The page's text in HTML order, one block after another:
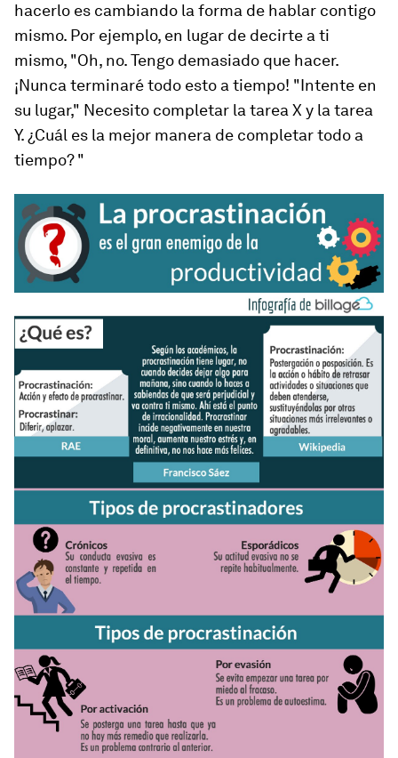
hacerlo es cambiando la forma de hablar contigo
mismo. Por ejemplo, en lugar de decirte a ti
mismo, "Oh, no. Tengo demasiado que hacer.
¡Nunca terminaré todo esto a tiempo! "Intente en
su lugar," Necesito completar la tarea X y la tarea
Y. ¿Cuál es la mejor manera de completar todo a
tiempo? "